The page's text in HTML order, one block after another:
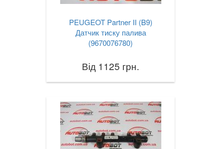
PEUGEOT Partner II (B9)
Датчик тиску палива
(9670076780)
Від 1125 грн.